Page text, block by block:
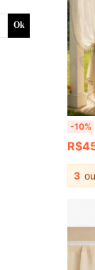
Ok
-10%
3